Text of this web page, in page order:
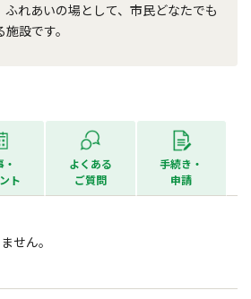
れあいの場として、市民どなたでも
設です。
ト
よくある
ご質問
手続き・
申請
せん。